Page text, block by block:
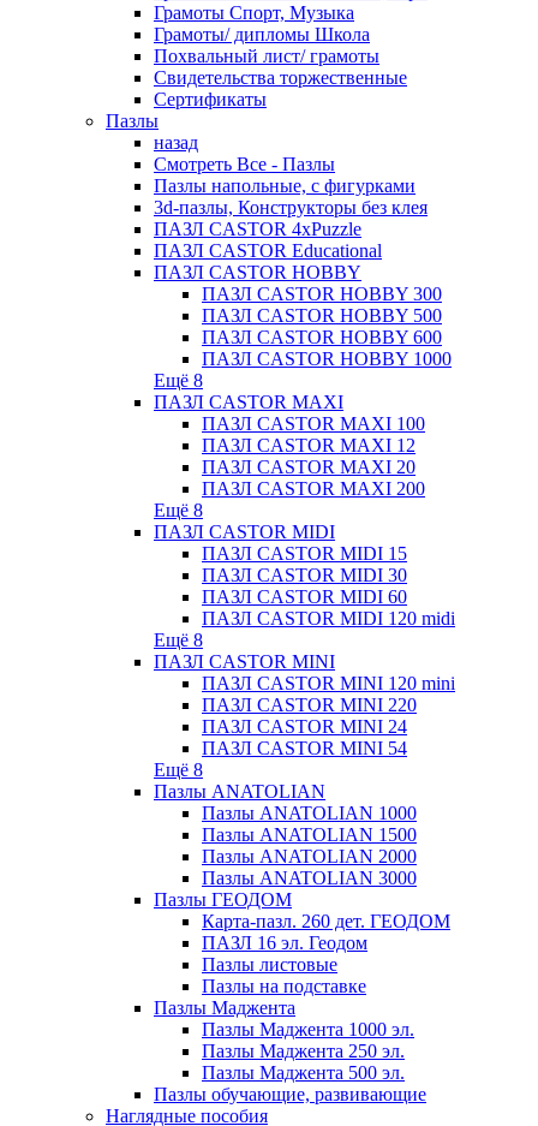
Грамоты Спорт, Музыка
Грамоты/ дипломы Школа
Похвальный лист/ грамоты
Свидетельства торжественные
Сертификаты
Пазлы
назад
Смотреть Все - Пазлы
Пазлы напольные, с фигурками
3d-пазлы, Конструкторы без клея
ПАЗЛ CASTOR 4xPuzzle
ПАЗЛ CASTOR Educational
ПАЗЛ CASTOR HOBBY
ПАЗЛ CASTOR HOBBY 300
ПАЗЛ CASTOR HOBBY 500
ПАЗЛ CASTOR HOBBY 600
ПАЗЛ CASTOR HOBBY 1000
Ещё 8
ПАЗЛ CASTOR MAXI
ПАЗЛ CASTOR MAXI 100
ПАЗЛ CASTOR MAXI 12
ПАЗЛ CASTOR MAXI 20
ПАЗЛ CASTOR MAXI 200
Ещё 8
ПАЗЛ CASTOR MIDI
ПАЗЛ CASTOR MIDI 15
ПАЗЛ CASTOR MIDI 30
ПАЗЛ CASTOR MIDI 60
ПАЗЛ CASTOR MIDI 120 midi
Ещё 8
ПАЗЛ CASTOR MINI
ПАЗЛ CASTOR MINI 120 mini
ПАЗЛ CASTOR MINI 220
ПАЗЛ CASTOR MINI 24
ПАЗЛ CASTOR MINI 54
Ещё 8
Пазлы ANATOLIAN
Пазлы ANATOLIAN 1000
Пазлы ANATOLIAN 1500
Пазлы ANATOLIAN 2000
Пазлы ANATOLIAN 3000
Пазлы ГЕОДОМ
Карта-пазл. 260 дет. ГЕОДОМ
ПАЗЛ 16 эл. Геодом
Пазлы листовые
Пазлы на подставке
Пазлы Маджента
Пазлы Маджента 1000 эл.
Пазлы Маджента 250 эл.
Пазлы Маджента 500 эл.
Пазлы обучающие, развивающие
Наглядные пособия